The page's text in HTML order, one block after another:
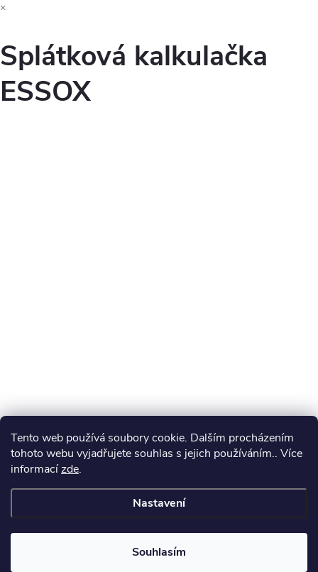
Tento web používá soubory cookie. Dalším procházením
tohoto webu vyjadřujete souhlas s jejich používáním.. Více
informacízde.
Nastavení
Souhlasím
×
Splátková kalkulačka
ESSOX